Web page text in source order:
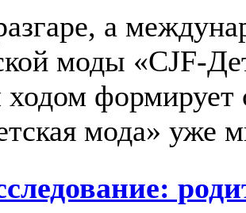
а
моды «CJF-
формирует
мода» уже